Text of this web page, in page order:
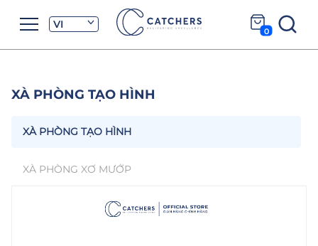
VI 0
XÀ PHÒNG TẠO HÌNH
XÀ PHÒNG TẠO HÌNH
XÀ PHÒNG XƠ MƯỚP